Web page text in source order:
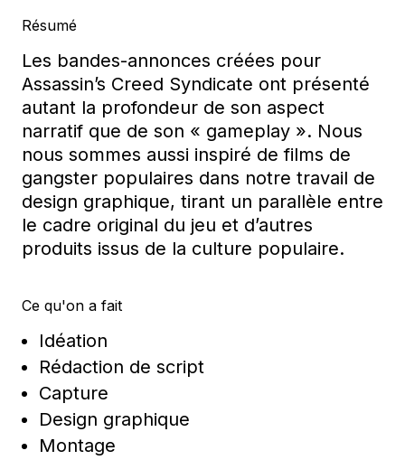
Résumé
Les bandes-annonces créées pour
Assassin’s Creed Syndicate ont présenté
autant la profondeur de son aspect
narratif que de son « gameplay ». Nous
nous sommes aussi inspiré de films de
gangster populaires dans notre travail de
design graphique, tirant un parallèle entre
le cadre original du jeu et d’autres
produits issus de la culture populaire.
Ce qu'on a fait
Idéation
Rédaction de script
Capture
Design graphique
Montage